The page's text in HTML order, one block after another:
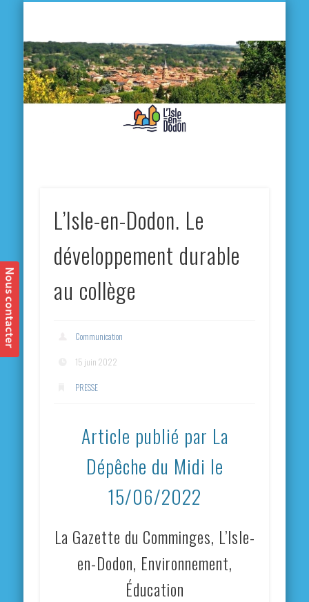
L’Isle-en-Dodon. Le
développement durable
au collège
Communication
15 juin 2022
PRESSE
Article publié par La
Dépêche du Midi le
15/06/2022
La Gazette du Comminges, L’Isle-
en-Dodon, Environnement,
Éducation